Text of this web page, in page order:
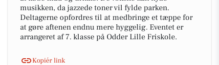
musikken, da jazzede toner vil fylde parken.
Deltagerne opfordres til at medbringe et tæppe for
at gøre aftenen endnu mere hyggelig. Eventet er
arrangeret af 7. klasse på Odder Lille Friskole.
Kopiér link